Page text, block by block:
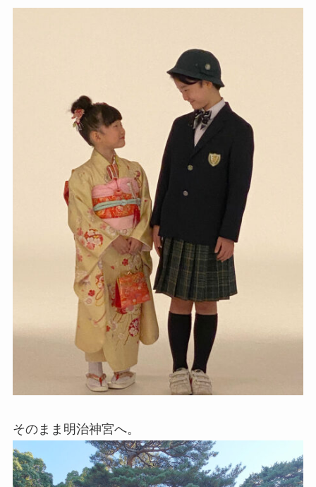
そのまま明治神宮へ。